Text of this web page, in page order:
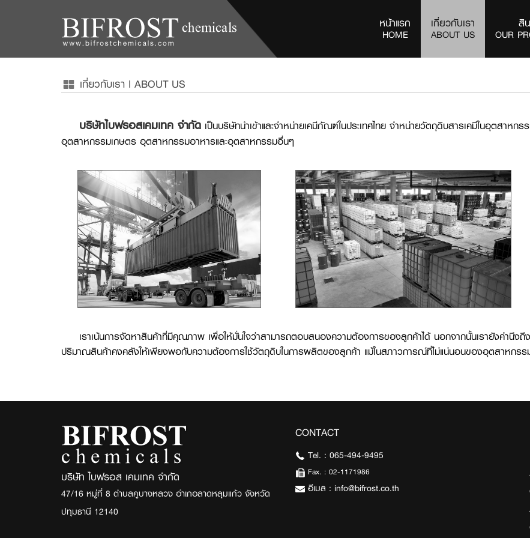
หน้าแรก
HOME(current)
เกี่ยวกับเรา
ABOUT US
สิ
OUR
เกี่ยวกับเรา | ABOUT US
บริษัทไบฟรอสเคมเทค จำกัด เป็นบริษัทนำเข้าและจำหน่ายเคมีภัณฑ์ในประเทศไทย จำหน่ายวัตถุดิบสารเคมีในอุตสา
อุตสาหกรรมเกษตร อุตสาหกรรมอาหารและอุตสาหกรรมอื่นๆ
เราเน้นการจัดหาสินค้าที่มีคุณภาพ เพื่อให้มั่นใจว่าสามารถตอบสนองความต้องการของลูกค้าได้ นอกจากนั้นเรายังคำนึงถึ
ปริมาณสินค้าคงคลังให้เพียงพอกับความต้องการใช้วัตถุดิบในการผลิตของลูกค้า แม้ในสภาวการณ์ที่ไม่แน่นอนของอุตสาหกรร
บริษัท ไบฟรอส เคมเทค จำกัด
47/16 หมู่ที่ 8 ตำบลคูบางหลวง อำเภอลาดหลุมแก้ว จังหวัด
ปทุมธานี 12140
CONTACT
Tel. : 065-494-9495
Fax. : 02-1171986
อีเมล : info@bifrost.co.th